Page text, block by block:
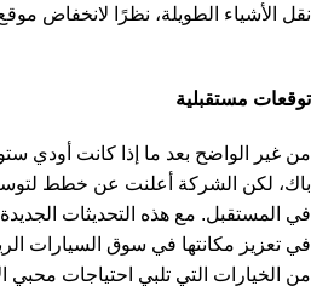
نقل الأشياء الطويلة، نظرًا لانخفاض
توقعات مستقبلية
باك، لكن الشركة أعلنت عن خطط
في المستقبل. مع هذه التحديثات
في تعزيز مكانتها في سوق السيارات
من الخيارات التي تلبي احتياجات محبي